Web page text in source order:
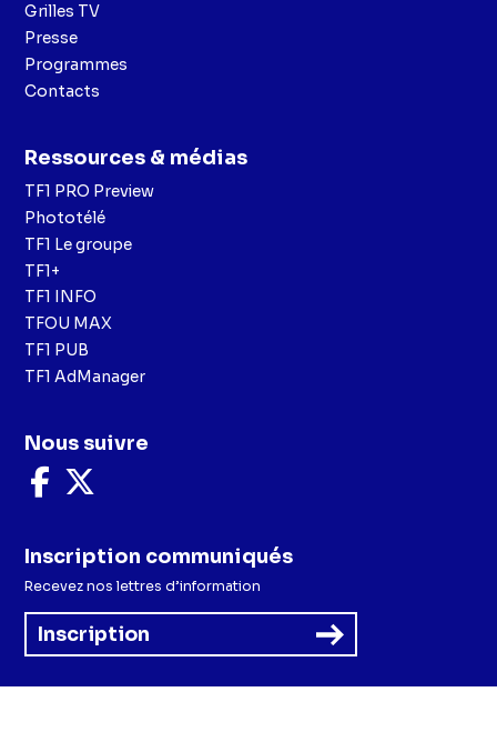
Grilles TV
Presse
Programmes
Contacts
Ressources & médias
TF1 PRO Preview
Phototélé
TF1 Le groupe
TF1+
TF1 INFO
TFOU MAX
TF1 PUB
TF1 AdManager
Nous suivre
Nous
suivre
Facebook
X
Inscription communiqués
Recevez nos lettres d’information
Inscription